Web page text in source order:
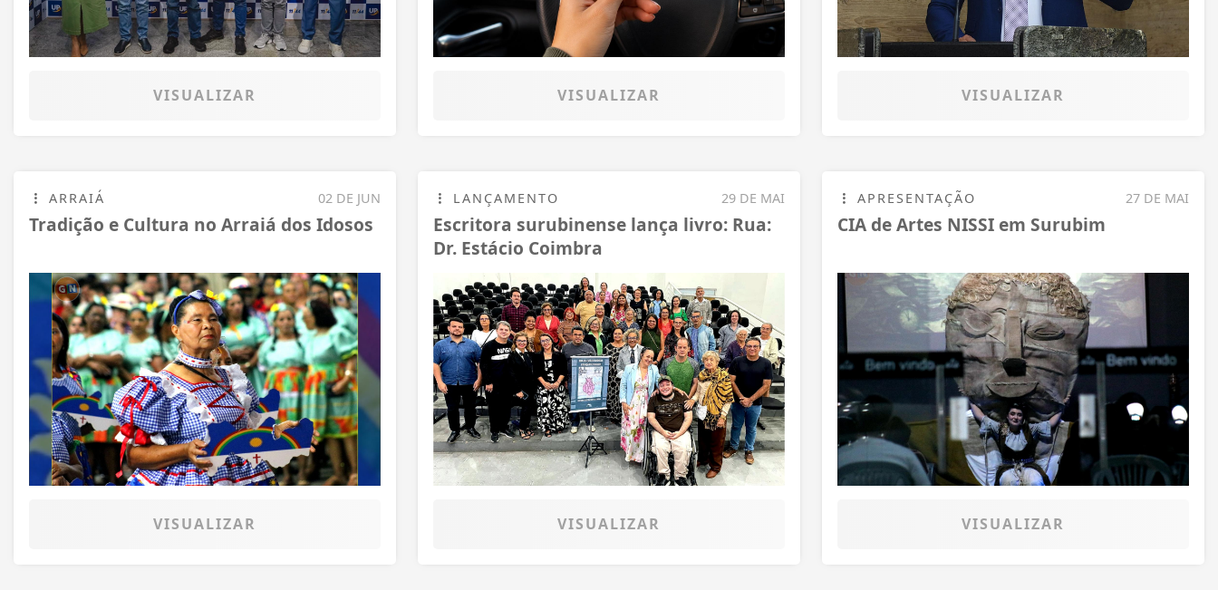
VISUALIZAR VISUALIZAR VISUALIZAR
02 DE JUN
ARRAIÁ
Tradição e Cultura no Arraiá dos Idosos
VISUALIZAR
29 DE MAI
LANÇAMENTO
Escritora surubinense lança livro: Rua:
Dr. Estácio Coimbra
VISUALIZAR
27 DE MAI
APRESENTAÇÃO
CIA de Artes NISSI em Surubim
VISUALIZAR